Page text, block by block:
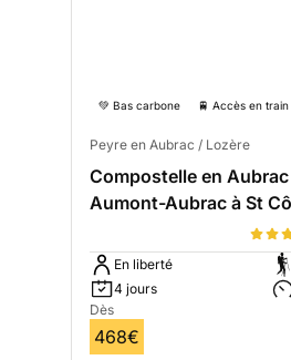
💚 Bas carbone 🚆 Accès en train
Peyre en Aubrac / Lozère
Compostelle en
Aumont-Aubrac à St
En liberté
4 jours
Dès
468€